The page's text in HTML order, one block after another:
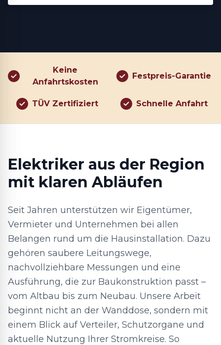
Keine
Anfahrtskosten
Festpreis-Garantie
TÜV Zertifiziert Schnelle Anfahrt
Elektriker aus der Region
mit klaren Abläufen
Seit Jahren unterstützen wir Eigentümer,
Vermieter und Unternehmen bei allen
Belangen rund um die Hausinstallation. Dazu
gehören saubere Leitungswege,
nachvollziehbare Messungen und eine
Ausführung, die zur Baukonstruktion passt –
vom Altbau bis zum Neubau. Unsere Arbeit
beginnt nicht an der Wanddose, sondern mit
einem Blick auf Verteiler, Schutzorgane und
aktuelle Nutzung Ihrer Stromkreise. So